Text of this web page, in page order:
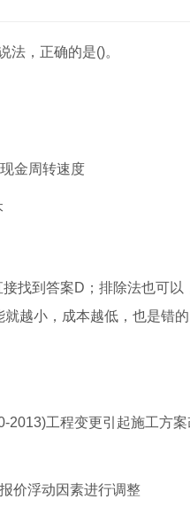
法，正确的是()。
金周转速度
找到答案D；排除法也可
越小，成本越低，也是错
工程变更引起施工方
价浮动因素进行调整